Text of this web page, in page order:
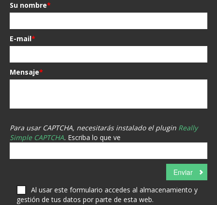
Su nombre*
E-mail*
Mensaje*
Para usar CAPTCHA, necesitarás instalado el plugin Really
Simple CAPTCHA. Escriba lo que ve
Al usar este formulario accedes al almacenamiento y
gestión de tus datos por parte de esta web.